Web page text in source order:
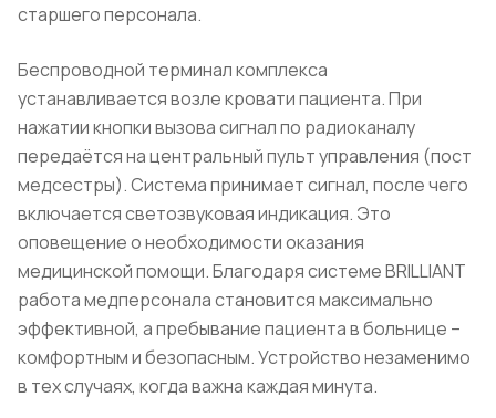
старшего персонала.
Беспроводной терминал комплекса
устанавливается возле кровати пациента. При
нажатии кнопки вызова сигнал по радиоканалу
передаётся на центральный пульт управления (пост
медсестры). Система принимает сигнал, после чего
включается светозвуковая индикация. Это
оповещение о необходимости оказания
медицинской помощи. Благодаря системе BRILLIANT
работа медперсонала становится максимально
эффективной, а пребывание пациента в больнице –
комфортным и безопасным. Устройство незаменимо
в тех случаях, когда важна каждая минута.